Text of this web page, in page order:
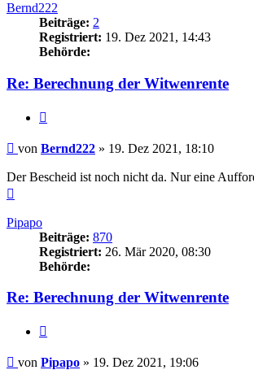
Bernd222
Beiträge: 2
Registriert: 19. Dez 2021, 14:43
Behörde:
Re: Berechnung der Witwenrente
Beitrag
von Bernd222 » 19. Dez 2021, 18:10
Der Bescheid ist noch nicht da. Nur eine
Pipapo
Beiträge: 870
Registriert: 26. Mär 2020, 08:30
Behörde:
Re: Berechnung der Witwenrente
Beitrag
von Pipapo » 19. Dez 2021, 19:06